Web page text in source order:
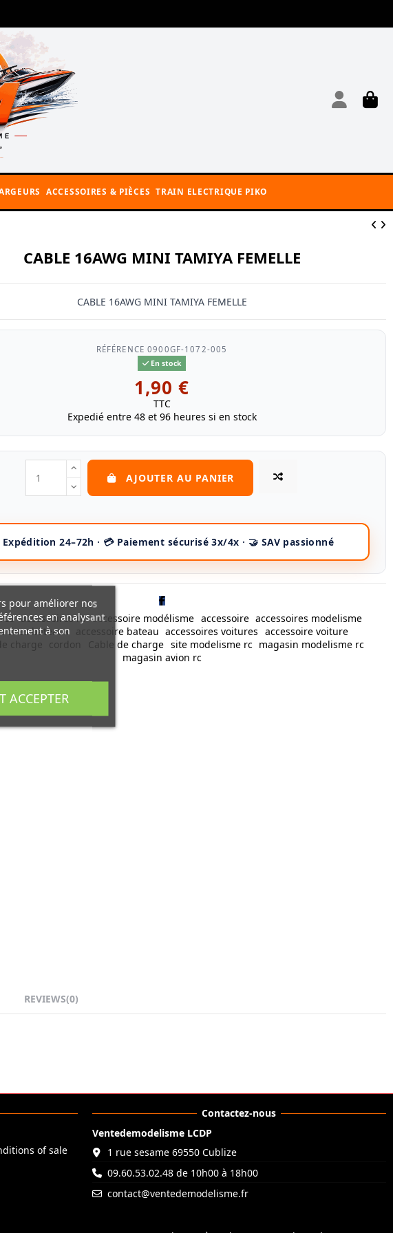
ACCESSOIRES & PIÈCES TRAIN ELECTRIQUE PIKO
CABLE 16AWG MINI TAMIYA FEMELLE
CABLE 16AWG MINI TAMIYA FEMELLE
RÉFÉRENCE 0900GF-1072-005
En stock
1,90 €
TTC
Expedié entre 48 et 96 heures si en stock
AJOUTER AU PANIER
accessoires rc accessoire modélisme accessoire accessoires modelisme
bateaux accessoire bateau accessoires voitures accessoire voiture
charge cordon Cable de charge site modelisme rc magasin modelisme rc
magasin avion rc
REVIEWS(0)
of sale
Contactez-nous
Ventedemodelisme LCDP
1 rue sesame 69550 Cublize
09.60.53.02.48 de 10h00 à 18h00
contact@ventedemodelisme.fr
pour améliorer nos
en analysant
à son
ACCEPTER